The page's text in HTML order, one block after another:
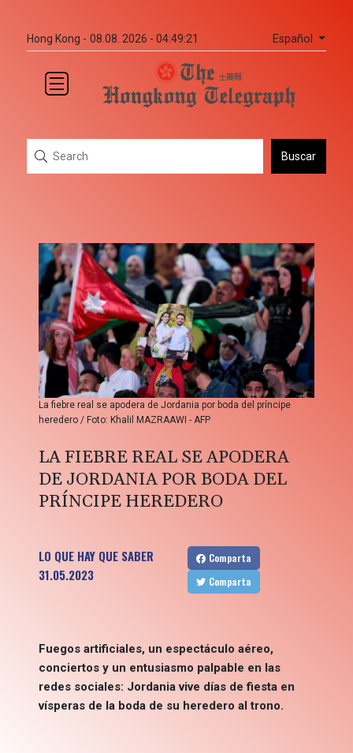
Hong Kong - 08.08. 2026 - 04:49:21 Español
Buscar
La fiebre real se apodera de Jordania por boda del príncipe
heredero / Foto: Khalil MAZRAAWI - AFP
LA FIEBRE REAL SE APODERA
DE JORDANIA POR BODA DEL
PRÍNCIPE HEREDERO
LO QUE HAY QUE SABER
31.05.2023
Comparta
Comparta
Fuegos artificiales, un espectáculo aéreo,
conciertos y un entusiasmo palpable en las
redes sociales: Jordania vive días de fiesta en
vísperas de la boda de su heredero al trono.